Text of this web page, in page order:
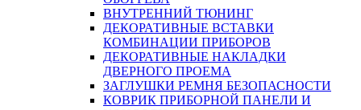
ВНУТРЕННИЙ ТЮНИНГ
ДЕКОРАТИВНЫЕ ВСТАВКИ
КОМБИНАЦИИ ПРИБОРОВ
ДЕКОРАТИВНЫЕ НАКЛАДКИ
ДВЕРНОГО ПРОЕМА
ЗАГЛУШКИ РЕМНЯ БЕЗОПАСНОСТИ
КОВРИК ПРИБОРНОЙ ПАНЕЛИ И